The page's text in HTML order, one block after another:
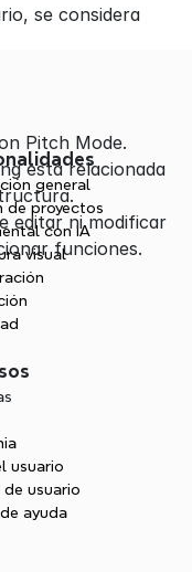
se considera
Pitch Mode.
está relacionada
editar ni modificar
funciones.
general
de proyectos
con IA
visual
usuario
de usuario
ayuda